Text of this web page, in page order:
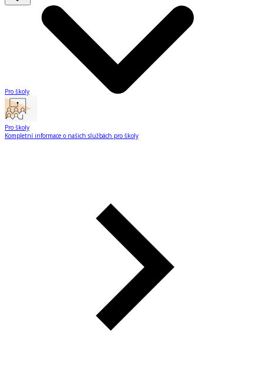
Pro školy
Pro školy
Kompletní informace o našich službách pro školy